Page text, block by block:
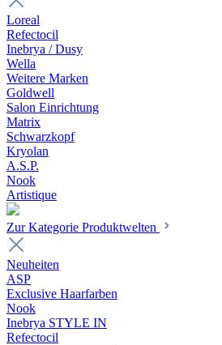
Loreal
Refectocil
Inebrya / Dusy
Wella
Weitere Marken
Goldwell
Salon Einrichtung
Matrix
Schwarzkopf
Kryolan
A.S.P.
Nook
Artistique
Zur Kategorie Produktwelten
Neuheiten
ASP
Exclusive Haarfarben
Nook
Inebrya STYLE IN
Refectocil